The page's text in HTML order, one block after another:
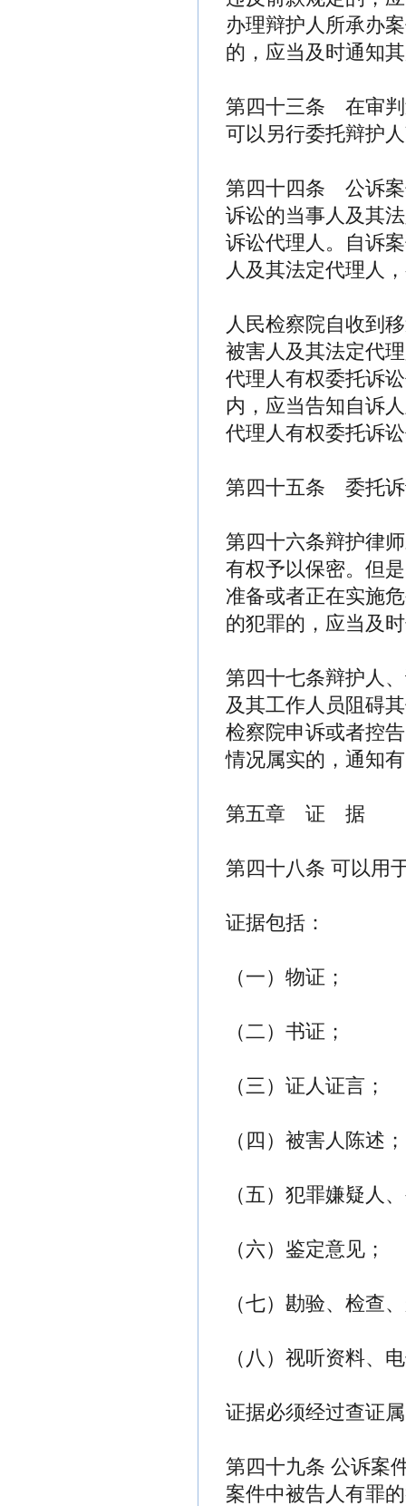
办理辩护人所承办
的，应当及时通知
第四十三条 在审判
可以另行委托辩护
第四十四条 公诉案
诉讼的当事人及其
诉讼代理人。自诉
人及其法定代理人
人民检察院自收到
被害人及其法定代
代理人有权委托诉
内，应当告知自诉
代理人有权委托诉
第四十五条 委托诉
第四十六条辩护律
有权予以保密。但
准备或者正在实施
的犯罪的，应当及
第四十七条辩护人
及其工作人员阻碍
检察院申诉或者控
情况属实的，通知
第五章 证 据
第四十八条 可以用
证据包括：
（一）物证；
（二）书证；
（三）证人证言；
（四）被害人陈述；
（五）犯罪嫌疑人
（六）鉴定意见；
（七）勘验、检查
（八）视听资料、
证据必须经过查证
第四十九条 公诉案
案件中被告人有罪